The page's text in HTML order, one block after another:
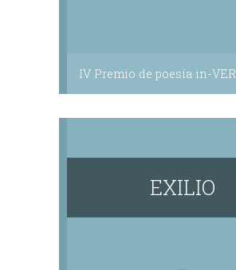
IV Premio de poesía in-
EXILIO